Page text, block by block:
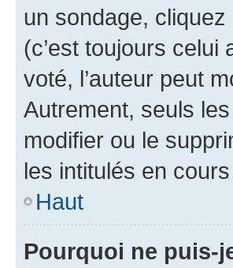
un sondage,
(c’est toujours celui
voté, l’auteur peut
Autrement, seuls
modifier ou le
les intitulés en
Haut
Pourquoi ne puis-